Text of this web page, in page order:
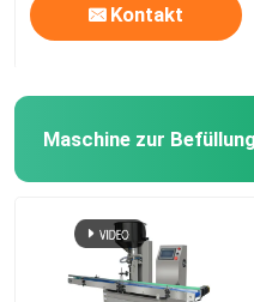
Kontakt